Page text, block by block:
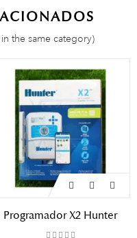
the same category)
Programador X2 Hunter